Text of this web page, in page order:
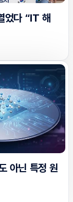
었다 “IT 해
아닌 특정 원